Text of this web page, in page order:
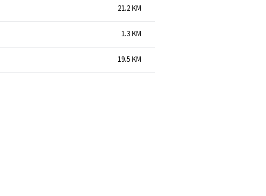
21.2 KM
1.3 KM
19.5 KM